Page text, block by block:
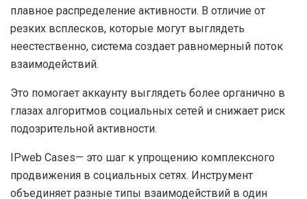
плавное распределение активности. В отличие от
резких всплесков, которые могут выглядеть
неестественно, система создает равномерный поток
взаимодействий.
Это помогает аккаунту выглядеть более органично в
глазах алгоритмов социальных сетей и снижает риск
подозрительной активности.
IPweb Cases— это шаг к упрощению комплексного
продвижения в социальных сетях. Инструмент
объединяет разные типы взаимодействий в один